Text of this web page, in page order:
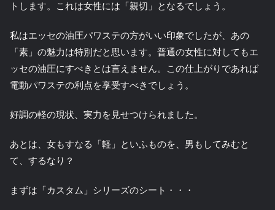
トします。これは女性には「親切」となるでしょう。
私はエッセの油圧パワステの方がいい印象でしたが、あの
「素」の魅力は特別だと思います。普通の女性に対してもエ
ッセの油圧にすべきとは言えません。この仕上がりであれば
電動パワステの利点を享受すべきでしょう。
好調の軽の現状、実力を見せつけられました。
あとは、女もすなる「軽」といふものを、男もしてみむと
て、するなり？
まずは「カスタム」シリーズのシート・・・